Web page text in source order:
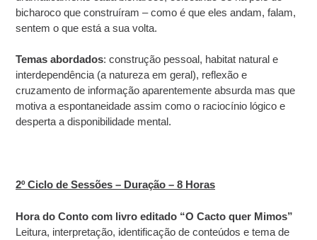
bicharoco que construíram – como é que eles andam, falam,
sentem o que está a sua volta.
Temas abordados: construção pessoal, habitat natural e
interdependência (a natureza em geral), reflexão e
cruzamento de informação aparentemente absurda mas que
motiva a espontaneidade assim como o raciocínio lógico e
desperta a disponibilidade mental.
2º Ciclo de Sessões – Duração – 8 Horas
Hora do Conto com livro editado “O Cacto quer Mimos”
Leitura, interpretação, identificação de conteúdos e tema de